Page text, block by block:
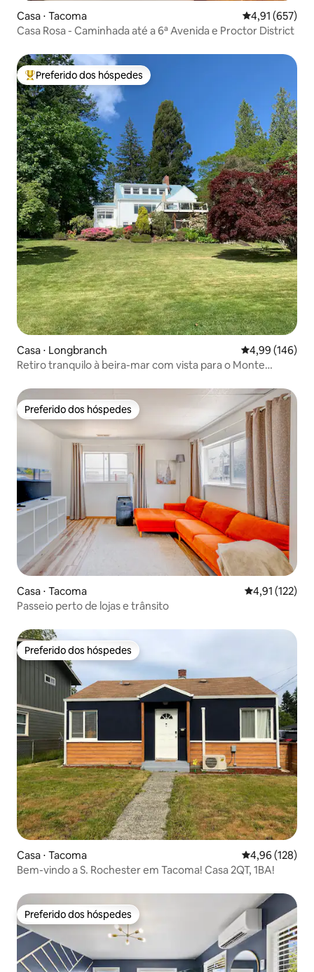
Casa ⋅ Tacoma 4,91 de uma
4,91 (657)
Casa Rosa - Caminhada até a 6ª Avenida e Proctor District
Entre os melhores preferidos dos hóspedes
Preferido dos hóspedes
Casa ⋅ Longbranch 4,99 de uma
4,99 (146)
Retiro tranquilo à beira-mar com vista para o Monte
Preferido dos hóspedes
Preferido dos hóspedes
Casa ⋅ Tacoma 4,91 de uma
4,91 (122)
Passeio perto de lojas e trânsito
Preferido dos hóspedes
Preferido dos hóspedes
Casa ⋅ Tacoma 4,96 de uma
4,96 (128)
Bem-vindo a S. Rochester em Tacoma! Casa 2QT, 1BA!
Preferido dos hóspedes
Preferido dos hóspedes